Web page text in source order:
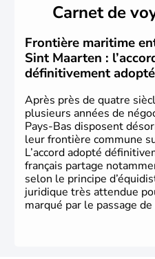
rôle dans la
représenté par le Roi
avril 2013.
Carnet de
Frontière maritime
Sint Maarten :
définitivement adopté
Après près de quatre
plusieurs années de
Pays-Bas disposent
leur frontière commune
L’accord adopté
français partage
selon le principe
juridique très attendue
marqué par le passage de